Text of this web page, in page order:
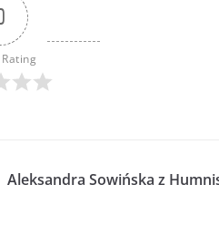
Aleksandra Sowińska z